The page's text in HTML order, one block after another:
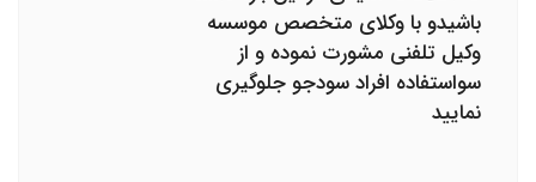
باشیدو با وکلای متخصص موسسه
وکیل تلفنی مشورت نموده و از
سواستفاده افراد سودجو جلوگیری
نمایید